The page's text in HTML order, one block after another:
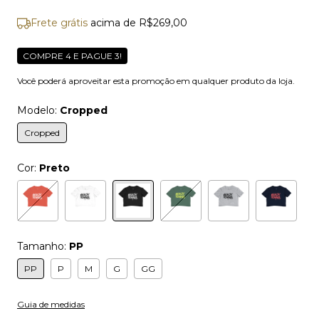
Frete grátis acima de R$269,00
COMPRE 4 E PAGUE 3!
Você poderá aproveitar esta promoção em qualquer produto da loja.
Modelo: Cropped
Cropped
Cor: Preto
Tamanho: PP
PP P M G GG
Guia de medidas